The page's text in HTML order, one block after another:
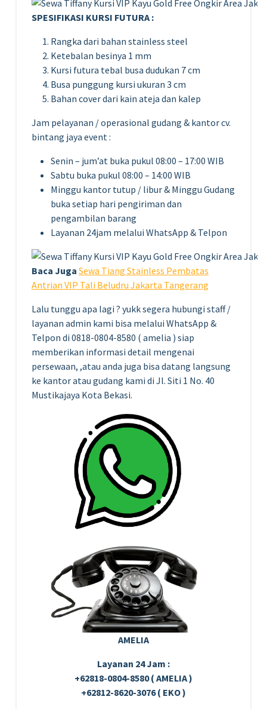
SPESIFIKASI KURSI FUTURA :
Rangka dari bahan stainless steel
Ketebalan besinya 1 mm
Kursi futura tebal busa dudukan 7 cm
Busa punggung kursi ukuran 3 cm
Bahan cover dari kain ateja dan kalep
Jam pelayanan / operasional gudang & kantor cv.
bintang jaya event :
Senin – jum’at buka pukul 08:00 – 17:00 WIB
Sabtu buka pukul 08:00 – 14:00 WIB
Minggu kantor tutup / libur & Minggu Gudang
buka setiap hari pengiriman dan
pengambilan barang
Layanan 24jam melalui WhatsApp & Telpon
Baca Juga Sewa Tiang Stainless Pembatas
Antrian VIP Tali Beludru Jakarta Tangerang
Lalu tunggu apa lagi ? yukk segera hubungi staff /
layanan admin kami bisa melalui WhatsApp &
Telpon di 0818-0804-8580 ( amelia ) siap
memberikan informasi detail mengenai
persewaan, ,atau anda juga bisa datang langsung
ke kantor atau gudang kami di Jl. Siti 1 No. 40
Mustikajaya Kota Bekasi.
AMELIA
Layanan 24 Jam :
+62818-0804-8580 ( AMELIA )
+62812-8620-3076 ( EKO )